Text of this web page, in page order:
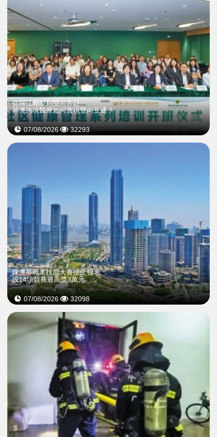
從隔江相望到雙向奔赴
琴澳跨境醫療如何實現雙向互通？
07/08/2026 32293
珠澳琴職業技能大賽接受報名
設14項競賽最高獎3萬元
07/08/2026 32098